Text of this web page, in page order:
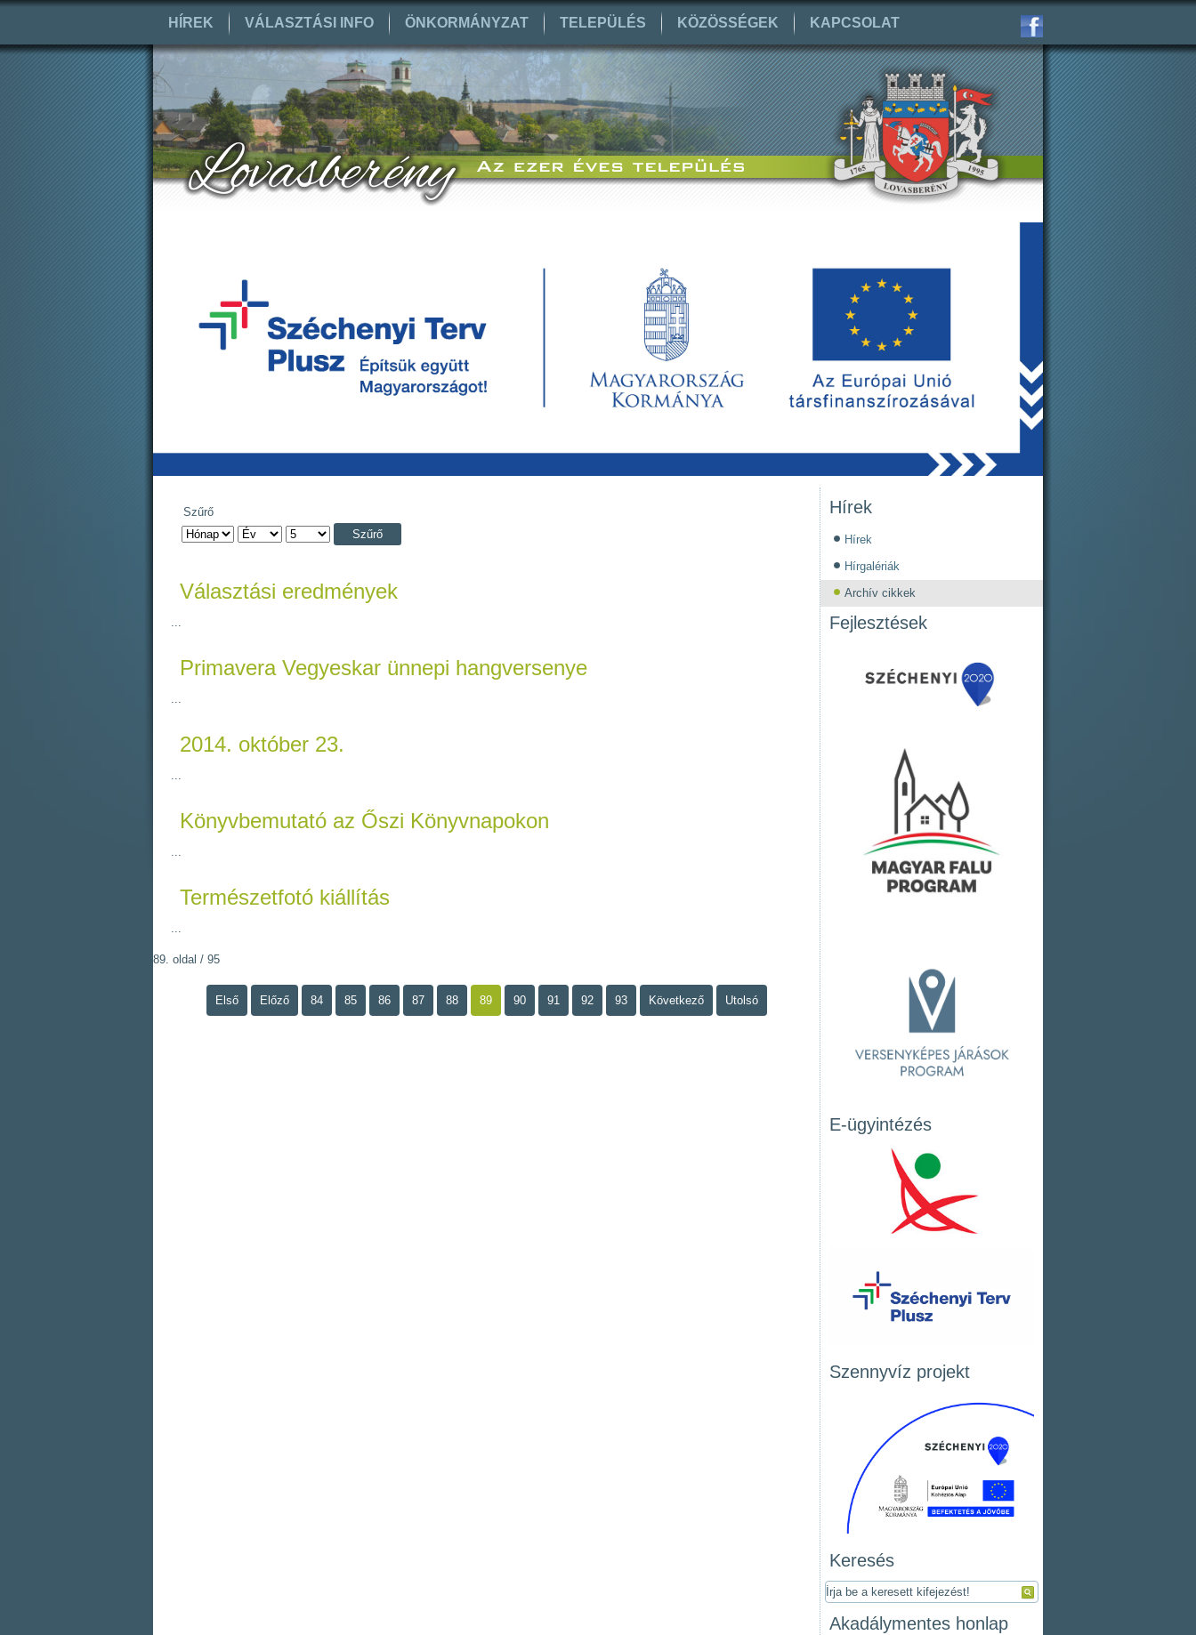
HÍREK VÁLASZTÁSI INFO ÖNKORMÁNYZAT TELEPÜLÉS KÖZÖSSÉGEK KAPCSOLAT
Szűrő
Szűrő
Választási eredmények
Primavera Vegyeskar ünnepi hangversenye
2014. október 23.
Könyvbemutató az Őszi Könyvnapokon
Természetfotó kiállítás
89. oldal / 95
Első Előző 84 85 86 87 88 89 90 91 92 93 Következő Utolsó
Hírek
Hírek
Hírgalériák
Archív cikkek
Fejlesztések
E-ügyintézés
Szennyvíz projekt
Keresés
Akadálymentes honlap